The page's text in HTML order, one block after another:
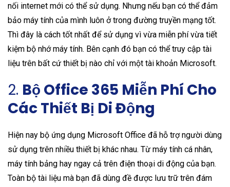
nối internet mới có thể sử dụng. Nhưng nếu bạn có thể đảm
bảo máy tính của mình luôn ở trong đường truyền mạng tốt.
Thì đây là cách tốt nhất để sử dụng vì vừa miễn phí vừa tiết
kiệm bộ nhớ máy tính. Bên cạnh đó bạn có thể truy cập tài
liệu trên bất cứ thiết bị nào chỉ với một tài khoản Microsoft.
2. Bộ Office 365 Miễn Phí Cho
Các Thiết Bị Di Động
Hiện nay bộ ứng dụng Microsoft Office đã hỗ trợ người dùng
sử dụng trên nhiều thiết bị khác nhau. Từ máy tính cá nhân,
máy tính bảng hay ngay cả trên điện thoại di động của bạn.
Toàn bộ tài liệu mà bạn đã dùng đề được lưu trữ trên đám